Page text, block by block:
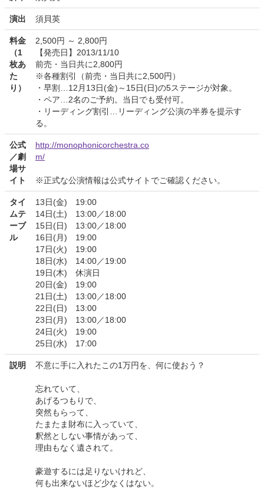
演出 須貝英
料金
（1
枚あ
た
り）
2,500円 ～ 2,800円
【発売日】2013/11/10
前売・当日共に2,800円
※各種割引（前売・当日共に2,500円）
・早割…12月13日(金)～15日(日)の5ステージが対象。
・ペア…2名のご予約。当日でも受付可。
・リーディング割引…リーディング公演の半券を提示す
る。
公式
／劇
場サ
イト
http://monophonicorchestra.co
m/
※正式な公演情報は公式サイトでご確認ください。
タイ
ムテ
ーブ
ル
13日(金) 19:00
14日(土) 13:00／18:00
15日(日) 13:00／18:00
16日(月) 19:00
17日(火) 19:00
18日(水) 14:00／19:00
19日(木) 休演日
20日(金) 19:00
21日(土) 13:00／18:00
22日(日) 13:00
23日(月) 13:00／18:00
24日(火) 19:00
25日(水) 17:00
説明 不意に手に入れたこの1万円を、何に使おう？
忘れていて、
あげるつもりで、
突然もらって、
たまたま財布に入っていて、
釈然としない事情があって、
理由もなく遺されて。
豪遊するには足りないけれど、
何も出来ないほど少なくはない。